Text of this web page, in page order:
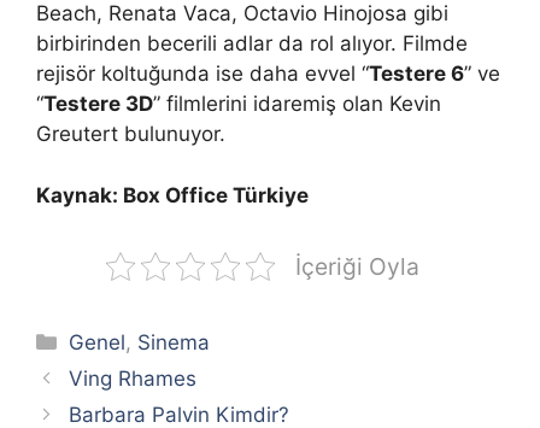
Beach, Renata Vaca, Octavio Hinojosa gibi
birbirinden becerili adlar da rol alıyor. Filmde
rejisör koltuğunda ise daha evvel “Testere 6” ve
“Testere 3D” filmlerini idaremiş olan Kevin
Greutert bulunuyor.
Kaynak: Box Office Türkiye
İçeriği Oyla
Kategoriler
Genel, Sinema
Ving Rhames
Barbara Palvin Kimdir?